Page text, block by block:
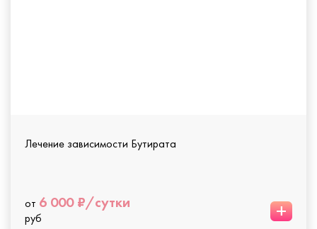
Лечение зависимости Бутирата
от 6 000 ₽/сутки
руб +